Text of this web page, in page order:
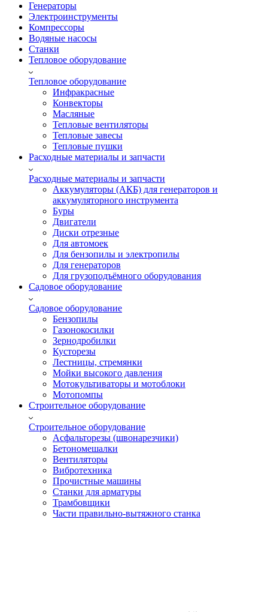
Генераторы
Электроинструменты
Компрессоры
Водяные насосы
Станки
Тепловое оборудование
Тепловое оборудование
Инфракрасные
Конвекторы
Масляные
Тепловые вентиляторы
Тепловые завесы
Тепловые пушки
Расходные материалы и запчасти
Расходные материалы и запчасти
Аккумуляторы (АКБ) для генераторов и
аккумуляторного инструмента
Буры
Двигатели
Диски отрезные
Для автомоек
Для бензопилы и электропилы
Для генераторов
Для грузоподъёмного оборудования
Садовое оборудование
Садовое оборудование
Бензопилы
Газонокосилки
Зернодробилки
Кусторезы
Лестницы, стремянки
Мойки высокого давления
Мотокультиваторы и мотоблоки
Мотопомпы
Строительное оборудование
Строительное оборудование
Асфальторезы (швонарезчики)
Бетономешалки
Вентиляторы
Вибротехника
Прочистные машины
Станки для арматуры
Трамбовщики
Части правильно-вытяжного станка